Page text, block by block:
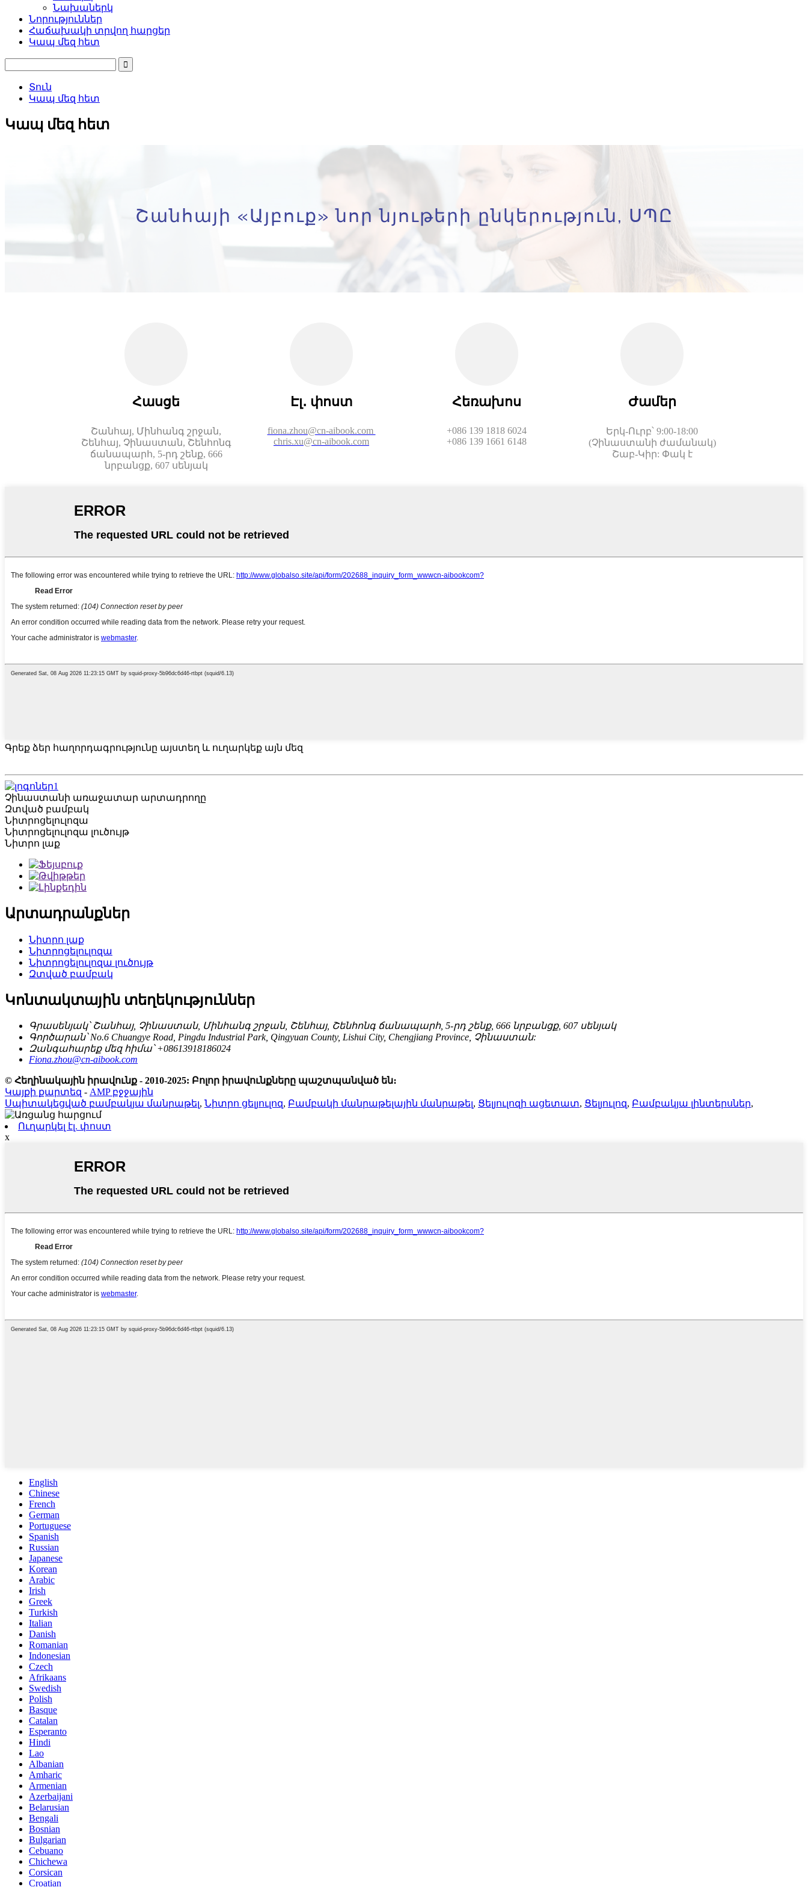
Նախաներկ
Նորություններ
Հաճախակի տրվող հարցեր
Կապ մեզ հետ
Տուն
Կապ մեզ հետ
Կապ մեզ հետ
Շանհայի «Այբուք» նոր նյութերի ընկերություն, ՍՊԸ
Հասցե
Շանհայ, Մինհանգ շրջան,
Շենհայ, Չինաստան, Շենհոնգ
ճանապարհ, 5-րդ շենք, 666
նրբանցք, 607 սենյակ
Էլ․ փոստ
fiona.zhou@cn-aibook.com
chris.xu@cn-aibook.com
Հեռախոս
+086 139 1818 6024
+086 139 1661 6148
Ժամեր
Երկ-Ուրբ՝ 9:00-18:00
(Չինաստանի ժամանակ)
Շաբ-Կիր: Փակ է
Գրեք ձեր հաղորդագրությունը այստեղ և ուղարկեք այն մեզ
Չինաստանի առաջատար արտադրողը
Զտված բամբակ
Նիտրոցելուլոզա
Նիտրոցելուլոզա լուծույթ
Նիտրո լաք
Արտադրանքներ
Նիտրո լաք
Նիտրոցելուլոզա
Նիտրոցելուլոզա լուծույթ
Զտված բամբակ
Կոնտակտային տեղեկություններ
Գրասենյակ՝ Շանհայ, Չինաստան, Մինհանգ շրջան, Շենհայ, Շենհոնգ ճանապարհ, 5-րդ շենք, 666 նրբանցք, 607 սենյակ
Գործարան՝ No.6 Chuangye Road, Pingdu Industrial Park, Qingyuan County, Lishui City, Chengjiang Province, Չինաստան:
Զանգահարեք մեզ հիմա՝ +08613918186024
Fiona.zhou@cn-aibook.com
© Հեղինակային իրավունք - 2010-2025: Բոլոր իրավունքները պաշտպանված են։
Կայքի քարտեզ - AMP բջջային
Սպիտակեցված բամբակյա մանրաթել, Նիտրո ցելյուլոզ, Բամբակի մանրաթելային մանրաթել, Ցելյուլոզի ացետատ, Ցելյուլոզ, Բամբակյա լինտերսներ,
Ուղարկել էլ. փոստ
x
English
Chinese
French
German
Portuguese
Spanish
Russian
Japanese
Korean
Arabic
Irish
Greek
Turkish
Italian
Danish
Romanian
Indonesian
Czech
Afrikaans
Swedish
Polish
Basque
Catalan
Esperanto
Hindi
Lao
Albanian
Amharic
Armenian
Azerbaijani
Belarusian
Bengali
Bosnian
Bulgarian
Cebuano
Chichewa
Corsican
Croatian